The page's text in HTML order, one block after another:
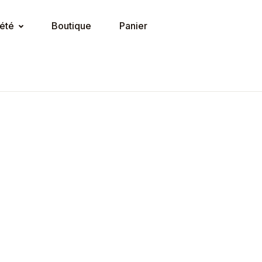
Boutique Panier